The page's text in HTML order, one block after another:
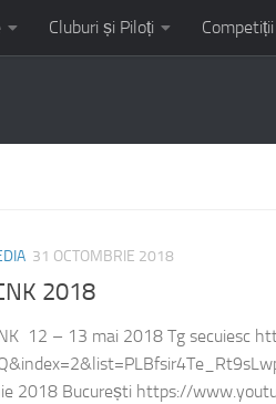
Cluburi și Piloți Competiții
31 OCTOMBRIE 2018
2018
12 – 13 mai 2018 Tg secuiesc
2018 București https://